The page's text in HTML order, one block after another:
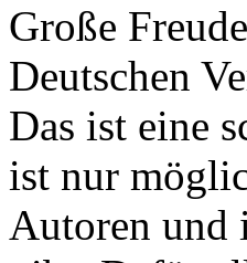
Große
Deutschen
Das ist eine
ist nur
Autoren und